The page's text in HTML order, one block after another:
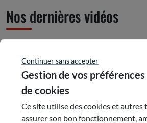
Nos dernières vidéos
TousContinuer sans accepter
Gestion de vos
de cookies
Ce site utilise des cookies et autres
assurer son bon fonctionnement,